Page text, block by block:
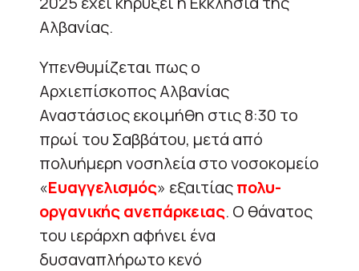
Αλβανίας.
Υπενθυμίζεται πως ο
Αρχιεπίσκοπος Αλβανίας
Αναστάσιος εκοιμήθη στις 8:30 το
πρωί του Σαββάτου, μετά από
πολυήμερη νοσηλεία στο νοσοκομείο
«Ευαγγελισμός» εξαιτίαςπολυ-
οργανικής ανεπάρκειας. Ο θάνατος
του ιεράρχη αφήνει ένα
δυσαναπλήρωτο κενό